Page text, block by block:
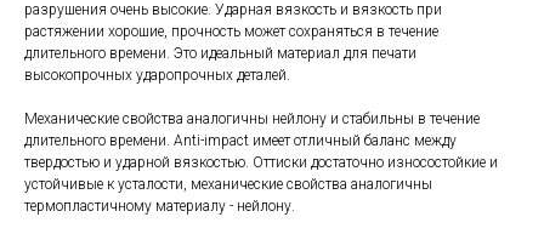
разрушения очень высокие. Ударная вязкость и вязкость при
растяжении хорошие, прочность может сохраняться в течение
длительного времени. Это идеальный материал для печати
высокопрочных ударопрочных деталей.
Механические свойства аналогичны нейлону и стабильны в течение
длительного времени. Anti-impact имеет отличный баланс между
твердостью и ударной вязкостью. Оттиски достаточно износостойкие и
устойчивые к усталости, механические свойства аналогичны
термопластичному материалу - нейлону.